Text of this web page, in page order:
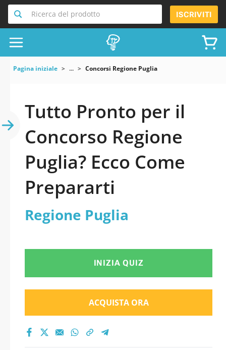
Ricerca del prodotto ISCRIVITI
Pagina iniziale ... Concorsi Regione Puglia
Tutto Pronto per il
Concorso Regione
Puglia? Ecco Come
Prepararti
Regione Puglia
INIZIA QUIZ
ACQUISTA ORA